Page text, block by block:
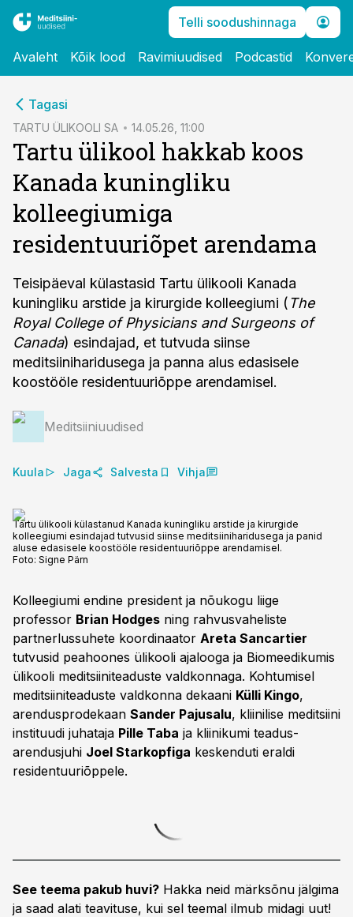
Telli soodushinnaga
Avaleht Kõik lood Ravimiuudised Podcastid
Tagasi
TARTU ÜLIKOOLI SA 14.05.26, 11:00
Tartu ülikool hakkab koos
Kanada kuningliku
kolleegiumiga
residentuuriõpet arendama
Teisipäeval külastasid Tartu ülikooli Kanada
kuningliku arstide ja kirurgide kolleegiumi ( The
Royal College of Physicians and Surgeons of
Canada) esindajad, et tutvuda siinse
meditsiiniharidusega ja panna alus edasisele
koostööle residentuuriõppe arendamisel.
Meditsiiniuudised
Kuula Jaga Salvesta Vihja
Tartu ülikooli külastanud Kanada kuningliku arstide ja kirurgide
kolleegiumi esindajad tutvusid siinse meditsiiniharidusega ja panid
aluse edasisele koostööle residentuuriõppe arendamisel.
Foto: Signe Pärn
Kolleegiumi endine president ja nõukogu liige
professor Brian Hodges ning rahvusvaheliste
partnerlussuhete koordinaator Areta Sancartier
tutvusid peahoones ülikooli ajalooga ja Biomeedikumis
ülikooli meditsiiniteaduste valdkonnaga. Kohtumisel
meditsiiniteaduste valdkonna dekaani Külli Kingo,
arendusprodekaan Sander Pajusalu, kliinilise meditsiini
instituudi juhataja Pille Taba ja kliinikumi teadus-
arendusjuhi Joel Starkopfiga keskenduti eraldi
residentuuriõppele.
See teema pakub huvi? Hakka neid märksõnu jälgima
ja saad alati teavituse, kui sel teemal ilmub midagi uut!